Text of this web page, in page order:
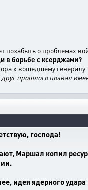
позабыть о проблемах
в борьбе с ксерджами?
к вошедшему генералу
прошлого позвал
господа!
Маршал копил
идея ядерного